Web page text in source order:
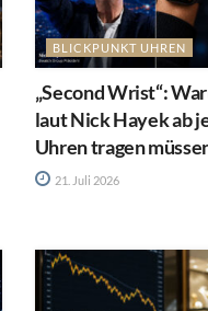
BLICKPUNKT UHREN
„Second Wrist“:
laut Nick Hayek ab
Uhren tragen
21. Juli 2026